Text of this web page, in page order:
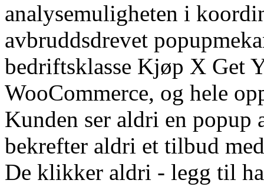
analysemuligheten i
avbruddsdrevet
bedriftsklasse Kjøp X Get
WooCommerce, og hele
Kunden ser aldri en
bekrefter aldri et tilbud
De klikker aldri - legg til